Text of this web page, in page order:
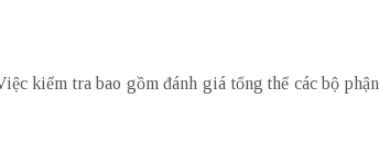
kiểm tra bao gồm đánh giá tổng thể các bộ phận